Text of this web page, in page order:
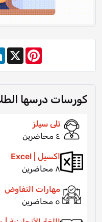
X
Pinterest
كورسات درسها
تلى سيلز
٤ محاضرين
اكسيل | Excel
٨ محاضرين
مهارات التفاوض
٥ محاضرين